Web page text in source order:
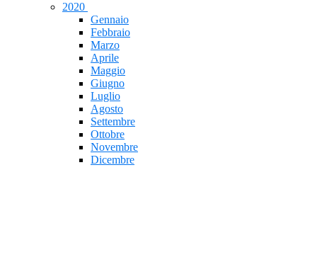
2020
Gennaio
Febbraio
Marzo
Aprile
Maggio
Giugno
Luglio
Agosto
Settembre
Ottobre
Novembre
Dicembre